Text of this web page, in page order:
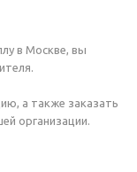
в Москве, вы
а также заказать
организации.